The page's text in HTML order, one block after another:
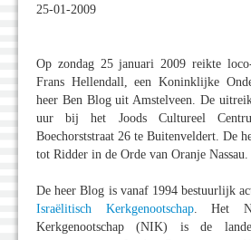
25-01-2009
Op zondag 25 januari 2009 reikte
Frans Hellendall, een Koninklijke
heer Ben Blog uit Amstelveen. De
uur bij het Joods Cultureel
Boechorststraat 26 te Buitenveldert. De
tot Ridder in de Orde van Oranje Nassau.
De heer Blog is vanaf 1994 bestuurlijk
Israëlitisch Kerkgenootschap. Het
Kerkgenootschap (NIK) is de